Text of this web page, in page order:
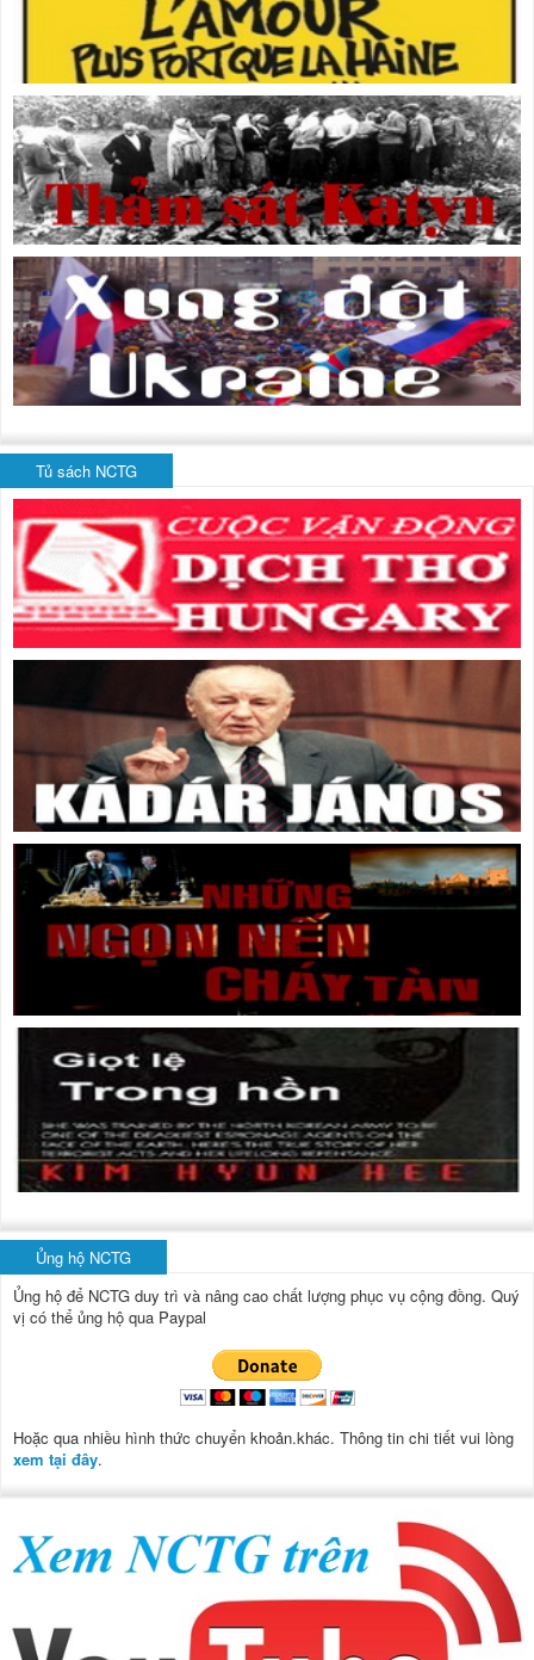
Tủ sách NCTG
Ủng hộ NCTG
Ủng hộ để NCTG duy trì và nâng cao chất lượng phục vụ cộng đồng. Quý
vị có thể ủng hộ qua Paypal
Hoặc qua nhiều hình thức chuyển khoản.khác. Thông tin chi tiết vui lòng
xem tại đây.